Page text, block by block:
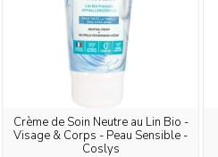
Crème de Soin Neutre au Lin Bio -
Visage & Corps - Peau Sensible -
Coslys